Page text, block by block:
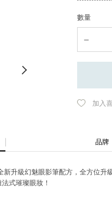
數量
加入
品牌
升級幻魅眼影筆配方，全方位
式璀璨眼妝！